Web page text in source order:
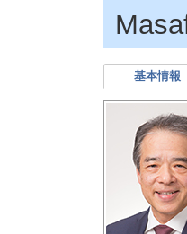
基本情報